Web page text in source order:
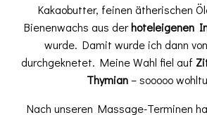
Kakaobutter, feinen ätherischen
Bienenwachs aus derhoteleigenen
wurde. Damit wurde ich dann
durchgeknetet. Meine Wahl fiel auf
Thymian– sooooo
Nach unseren Massage-Terminen